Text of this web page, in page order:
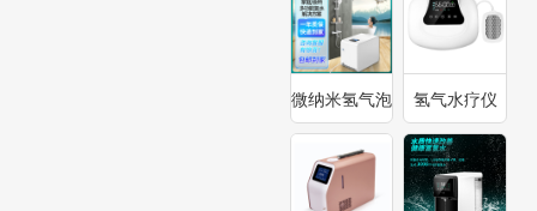
1800ml
微纳米氢气泡
浴仪
氢气水疗仪
（三代）